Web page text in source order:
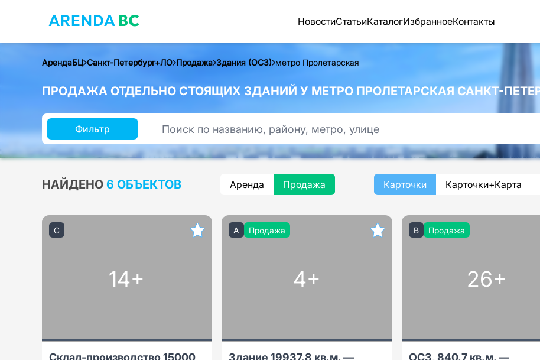
НовостиСтатьиКаталогИзбранноеКонтакты
АрендаБЦ Санкт-Петербург+ЛО Продажа Здания (ОСЗ) метро Пролетарская
ПРОДАЖА ОТДЕЛЬНО СТОЯЩИХ ЗДАНИЙ У МЕТРО ПРОЛЕТАРСКАЯ САНКТ-
Фильтр
НАЙДЕНО 6 ОБЪЕКТОВ Аренда Продажа Карточки Карточки+Карта
C
14+
Склад-производство 15000
A Продажа
4+
Здание 19937.8 кв.м. —
B Продажа
26+
ОСЗ, 840.7 кв.м. —